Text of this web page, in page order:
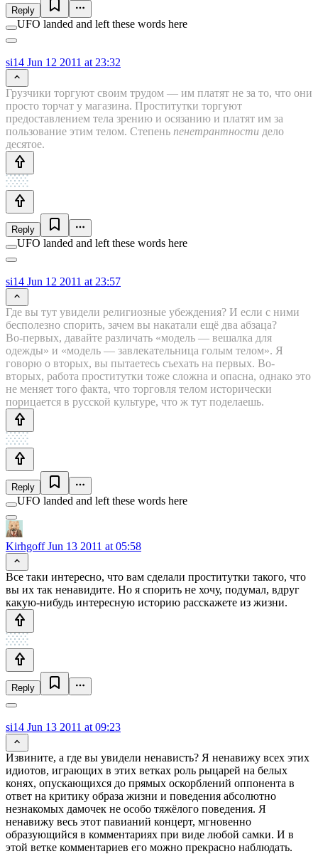
Reply
UFO landed and left these words here
si14 Jun 12 2011 at 23:32
Грузчики торгуют своим трудом — им платят не за то, что они
просто торчат у магазина. Проститутки торгуют
предоставлением тела зрению и осязанию и платят им за
пользование этим телом. Степень пенетрантности дело
десятое.
Reply
UFO landed and left these words here
si14 Jun 12 2011 at 23:57
Где вы тут увидели религиозные убеждения? И если с ними
бесполезно спорить, зачем вы накатали ещё два абзаца?
Во-первых, давайте различать «модель — вешалка для
одежды» и «модель — завлекательница голым телом». Я
говорю о вторых, вы пытаетесь съехать на первых. Во-
вторых, работа проститутки тоже сложна и опасна, однако это
не меняет того факта, что торговля телом исторически
порицается в русской культуре, что ж тут поделаешь.
Reply
UFO landed and left these words here
KirhgoffJun 13 2011 at 05:58
Все таки интересно, что вам сделали проститутки такого, что
вы их так ненавидите. Но я спорить не хочу, подумал, вдруг
какую-нибудь интересную историю расскажете из жизни.
Reply
si14 Jun 13 2011 at 09:23
Извините, а где вы увидели ненависть? Я ненавижу всех этих
идиотов, играющих в этих ветках роль рыцарей на белых
конях, опускающихся до прямых оскорблений оппонента в
ответ на критику образа жизни и поведения абсолютно
незнакомых дамочек не особо тяжёлого поведения. Я
ненавижу весь этот павианий концерт, мгновенно
образующийся в комментариях при виде любой самки. И в
этой ветке комментариев его можно прекрасно наблюдать.